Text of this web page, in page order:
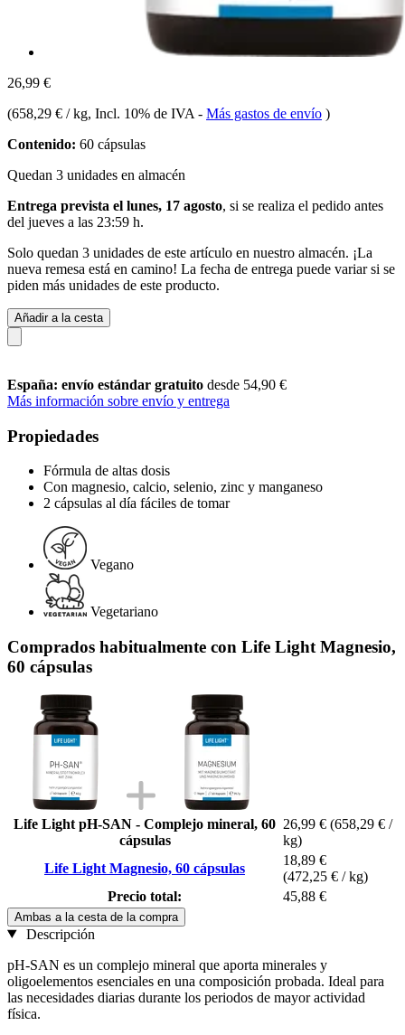
26,99 €
(658,29 € / kg, Incl. 10% de IVA - Más gastos de envío )
Contenido: 60 cápsulas
Quedan 3 unidades en almacén
Entrega prevista el lunes, 17 agosto, si se realiza el pedido antes
del jueves a las 23:59 h.
Solo quedan 3 unidades de este artículo en nuestro almacén. ¡La
nueva remesa está en camino! La fecha de entrega puede variar si se
piden más unidades de este producto.
Añadir a la cesta
España: envío estándar gratuito desde 54,90 €
Más información sobre envío y entrega
Propiedades
Fórmula de altas dosis
Con magnesio, calcio, selenio, zinc y manganeso
2 cápsulas al día fáciles de tomar
Vegano
Vegetariano
Comprados habitualmente con Life Light Magnesio,
60 cápsulas
Life Light pH-SAN - Complejo mineral, 60
cápsulas
26,99 € (658,29 € /
kg)
Life Light Magnesio, 60 cápsulas
18,89 €
(472,25 € / kg)
Precio total:
45,88 €
Ambas a la cesta de la compra
Descripción
pH-SAN es un complejo mineral que aporta minerales y
oligoelementos esenciales en una composición probada. Ideal para
las necesidades diarias durante los periodos de mayor actividad
física.